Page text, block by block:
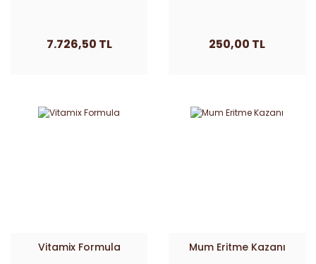
7.726,50 TL 250,00 TL
Vitamix Formula Mum Eritme Kazanı